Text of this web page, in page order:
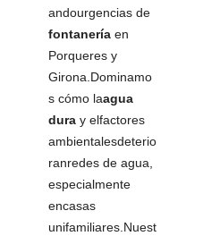
andourgencias de
fontanería en
Porqueres y
Girona.Dominamo
s cómo laagua
dura y elfactores
ambientalesdeterio
ranredes de agua,
especialmente
encasas
unifamiliares.Nuest